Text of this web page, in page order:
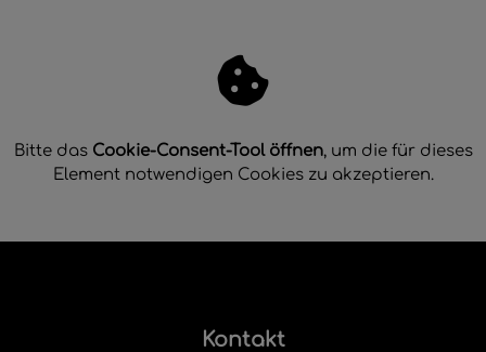
Bitte das Cookie-Consent-Tool öffnen, um die für dieses
Element notwendigen Cookies zu akzeptieren.
Kontakt